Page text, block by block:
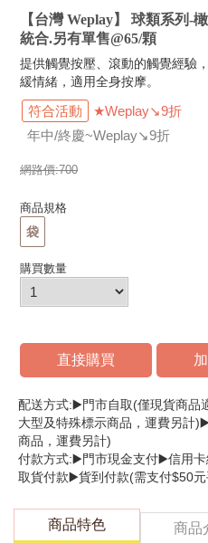
【台灣 Weplay】 球類系列-
統合.另有單售@65/顆
提供觸覺按壓、滾動的觸覺經驗
緩情緒，適用全身按摩。
符合活動
★Weplay↘9折
年中/終慶~Weplay↘9折
網路價:700
商品規格
袋
購買數量
直接購買
配送方式:▶️門市自取(僅現貨商
大型及特殊標示商品，運費另計
商品，運費另計)
付款方式:▶️門市現金支付▶️信用
取貨付款▶️貨到付款(需支付$50
商品特色 商品